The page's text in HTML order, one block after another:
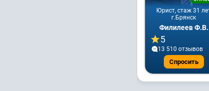
Юрист, стаж 31
г.Брянск
Филилеев Ф.В.
5
13 510 отзывов
Спросить